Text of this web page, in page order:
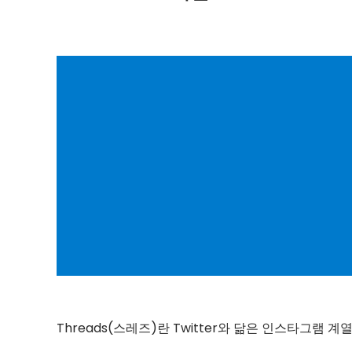
Threads(스레즈)란 Twitter와 닮은 인스타그램 계열